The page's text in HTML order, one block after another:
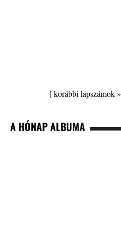
[korábbi lapszámok »
A HÓNAP ALBUMA